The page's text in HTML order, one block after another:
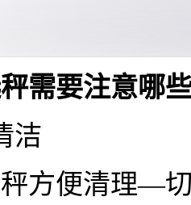
需要注意哪
洁
方便清理—